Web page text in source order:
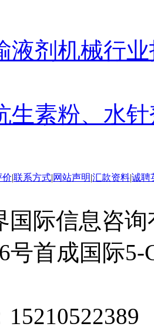
液剂机械行
生素粉、水
价|联系方式|网站声明|汇款资料|诚聘
国际信息咨
号首成国际